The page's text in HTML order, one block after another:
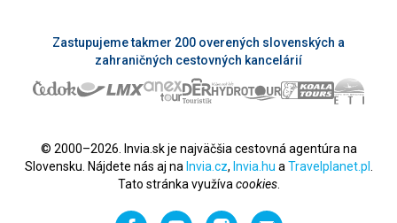
Zastupujeme takmer 200 overených slovenských a
zahraničných cestovných kancelárií
© 2000–2026. Invia.sk je najväčšia cestovná agentúra na
Slovensku. Nájdete nás aj na Invia.cz, Invia.hu a Travelplanet.pl
Tato stránka využíva cookies.